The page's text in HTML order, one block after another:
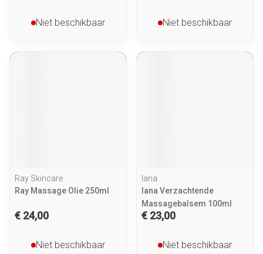
Niet beschikbaar Niet beschikbaar
Ray Skincare
Ray Massage Olie 250ml
€ 24,00
Niet beschikbaar
Iana
Iana Verzachtende
Massagebalsem 100ml
€ 23,00
Niet beschikbaar